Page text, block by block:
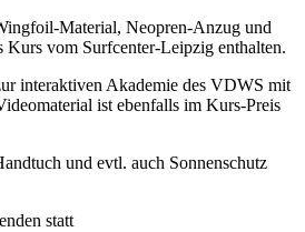
Material, Neopren-Anzug und
Kurs vom Surfcenter-Leipzig enthalten.
interaktiven Akademie des VDWS mit
ist ebenfalls im Kurs-Preis
und evtl. auch Sonnenschutz
statt